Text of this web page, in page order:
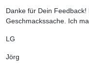
Danke für Dein
Geschmackssache. Ich
LG
Jörg